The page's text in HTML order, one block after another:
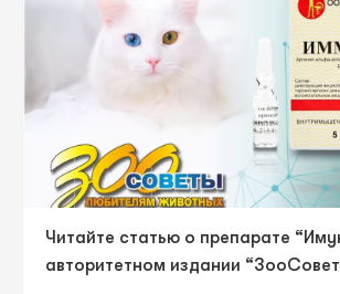
вопросы по сотрудничеству и
препарата…
Читайте статью о препарате
авторитетном издании